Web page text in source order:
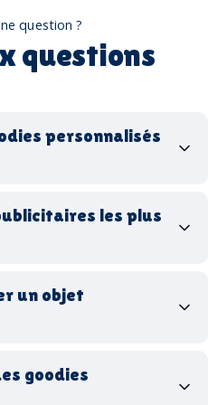
question ?
questions
personnalisés
les plus
tote bags publicitaires
goodies hi-tech
un objet
goodies